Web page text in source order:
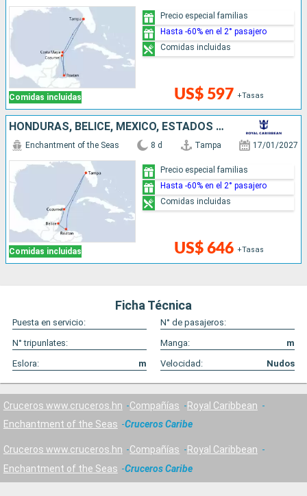
Comidas incluidas US$ 597 +Tasas
Precio especial familias
Hasta -60% en el 2° pasajero
Comidas incluidas
HONDURAS, BELICE, MÉXICO, ESTADOS UNIDOS
Comidas incluidas
Enchantment of the Seas 8 d Tampa 17/01/2027
US$ 646 +Tasas
Precio especial familias
Hasta -60% en el 2° pasajero
Comidas incluidas
Ficha Técnica
Puesta en servicio:
N° de pasajeros:
N° tripunlates:
Manga:
m
Eslora:
m Velocidad: Nudos
Cruceros www.cruceros.hn Compañías
Royal Caribbean
Enchantment of the Seas
Cruceros Caribe
Cruceros www.cruceros.hn Compañías
Royal Caribbean
Enchantment of the Seas
Cruceros Caribe